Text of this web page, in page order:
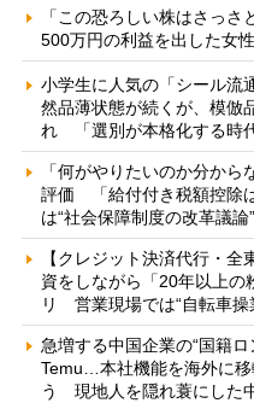
「この恐ろしい株はさっ
500万円の利益を出した女
小学生に人気の「シール
然品薄状態が続くが、模倣
れ 「選別が本格化する時代
「何がやりたいのか分か
評価 「給付付き税額控除
は“社会保障制度の改革議論
【クレジット決済代行・
資をしながら「20年以上の
リ 営業現場では“自転車操
急増する中国企業の“国籍
Temu…本社機能を海外に
う 現地人を隠れ蓑にした